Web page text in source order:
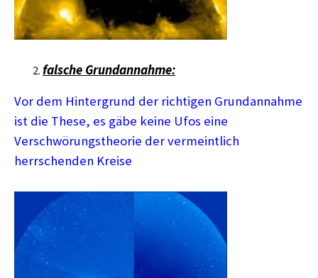
falsche Grundannahme:
Vor dem Hintergrund der richtigen Grundannahme
ist die These, es gäbe keine Ufos eine
Verschwörungstheorie der vermeintlich
herrschenden Kreise